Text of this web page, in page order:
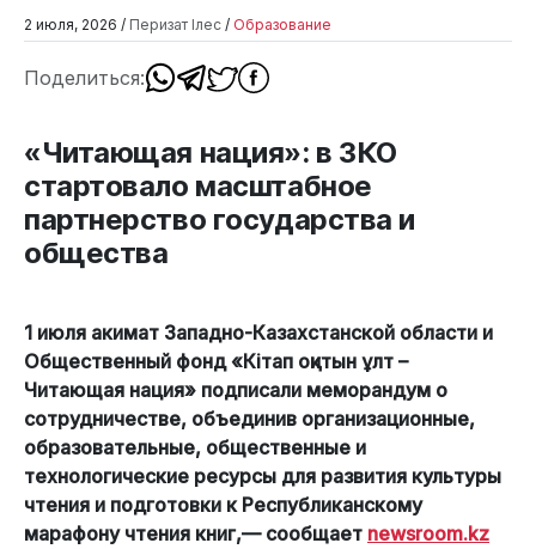
2 июля, 2026 / Перизат Ілес / Образование
Поделиться:
«Читающая нация»: в ЗКО
стартовало масштабное
партнерство государства и
общества
1 июля акимат Западно-Казахстанской области и
Общественный фонд «Кітап оқитын ұлт –
Читающая нация» подписали меморандум о
сотрудничестве, объединив организационные,
образовательные, общественные и
технологические ресурсы для развития культуры
чтения и подготовки к Республиканскому
марафону чтения книг,— сообщает newsroom.kz